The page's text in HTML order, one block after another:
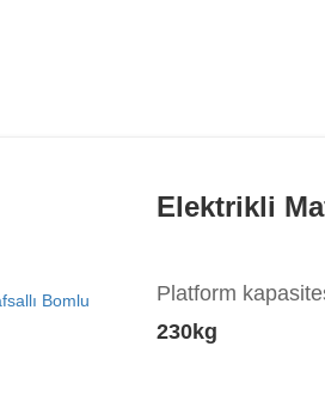
Elektrikli
Platform
230kg